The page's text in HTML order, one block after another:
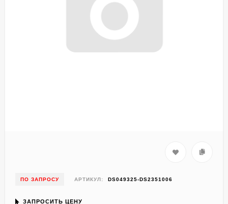
ПО ЗАПРОСУ АРТИКУЛ: DS049325-DS2351006
ЗАПРОСИТЬ ЦЕНУ